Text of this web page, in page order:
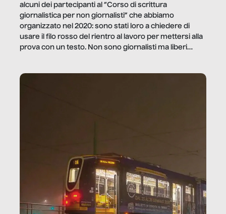
alcuni dei partecipanti al “Corso di scrittura
giornalistica per non giornalisti” che abbiamo
organizzato nel 2020: sono stati loro a chiedere di
usare il filo rosso del rientro al lavoro per mettersi alla
prova con un testo. Non sono giornalisti ma liberi